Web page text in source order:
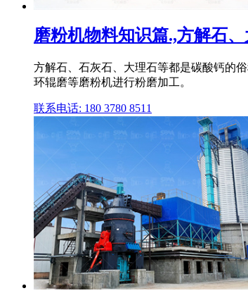
磨粉机物料知识篇.,方解石
方解石、石灰石、大理石等都是碳酸钙的
环辊磨等磨粉机进行粉磨加工。
联系电话: 180 3780 8511